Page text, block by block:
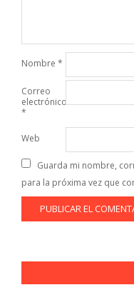
Nombre *
Correo
electrónico
*
Web
Guarda mi nombre,
para la próxima vez que